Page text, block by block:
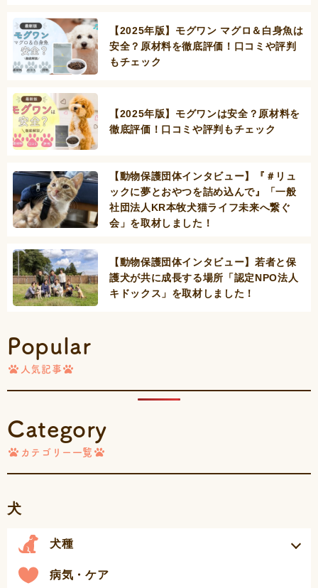
【2025年版】モグワン マグロ＆白身魚は
安全？原材料を徹底評価！口コミや評判
もチェック
【2025年版】モグワンは安全？原材料を
徹底評価！口コミや評判もチェック
【動物保護団体インタビュー】『＃リュ
ックに夢とおやつを詰め込んで』「一般
社団法人KR本牧犬猫ライフ未来へ繋ぐ
会」を取材しました！
【動物保護団体インタビュー】若者と保
護犬が共に成長する場所「認定NPO法人
キドックス」を取材しました！
Popular
人気記事
Category
カテゴリー一覧
犬
犬種
病気・ケア